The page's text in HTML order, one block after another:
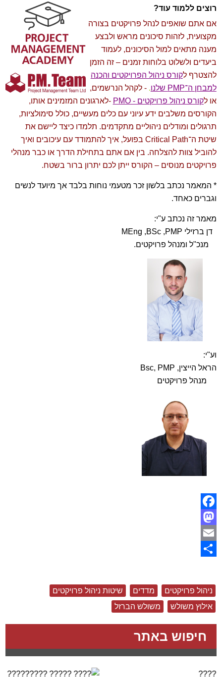
רוצים ללמוד עוד?
אם אתם שואפים לנהל פרויקטים בצורה
מקצועית, לזהות סיכונים מראש ולבצע
מענה מתאים למול הסיכונים, לעמוד
ביעדים ולשלוט בלוחות זמנים – זה הזמן
להצטרף לקורס ניהול הפרויקטים והכנה
למבחן ה־PMP שלנו
.- לקהל הנרשמים,
או לקורס ניהול פרויקטים - PMO
-לארגונים המזמינים אותו,
הקורסים משלבים ידע עיוני עם כלים מעשיים, כולל סימולציות,
תרגולים ומודלים ניהוליים מתקדמים. תלמדו כיצד ליישם את
שיטת ה־Critical Path בפועל, איך להתמודד עם עיכובים ואיך
להוביל צוות להצלחה. בין אם אתם בתחילת הדרך או כבר מנהלי
פרויקטים מנוסים – הקורס ייתן לכם יתרון ברור בשטח.
* המאמר נכתב בלשון זכר מטעמי נוחות בלבד אך מיועד לנשים
וגברים כאחד.
מאמר זה נכתב ע"י:
דן ברזילי MEng ,BSc ,PMP
מנכ"ל ומנהל פרויקטים.
וע"י:
הראל הייצין, Bsc, PMP
מנהל פרויקטים
Facebook
Mastodon
Email
ניהול פרויקטים מדדים
שיטות ניהול פרויקטים
אילוץ משולש
משולש הברזל
חיפוש באתר